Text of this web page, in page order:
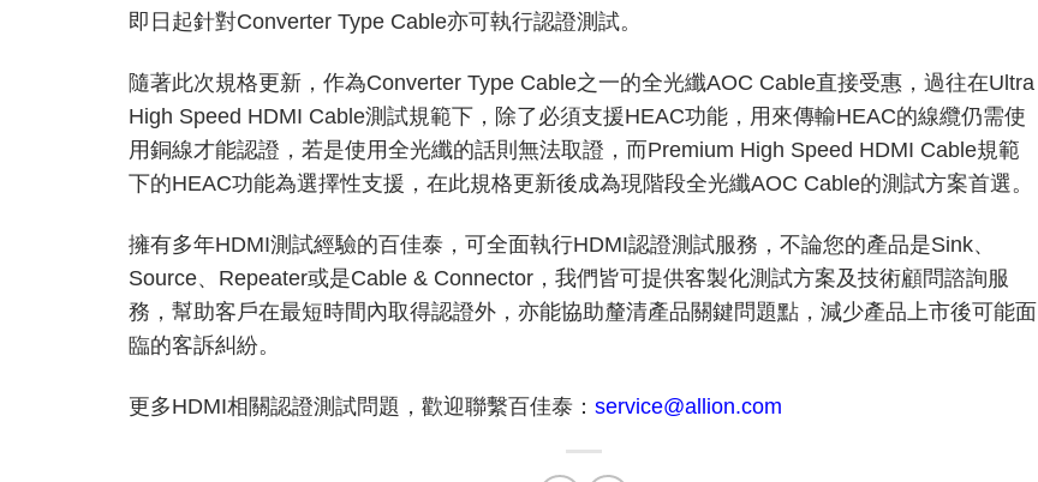
即日起針對Converter Type Cable亦可執行認證測試。
隨著此次規格更新，作為Converter Type Cable之一的全光纖AOC Cable直接受惠，過往在Ultra
High Speed HDMI Cable測試規範下，除了必須支援HEAC功能，用來傳輸HEAC的線纜仍需使
用銅線才能認證，若是使用全光纖的話則無法取證，而Premium High Speed HDMI Cable規範
下的HEAC功能為選擇性支援，在此規格更新後成為現階段全光纖AOC Cable的測試方案首選。
擁有多年HDMI測試經驗的百佳泰，可全面執行HDMI認證測試服務，不論您的產品是Sink、
Source、Repeater或是Cable & Connector，我們皆可提供客製化測試方案及技術顧問諮詢服
務，幫助客戶在最短時間內取得認證外，亦能協助釐清產品關鍵問題點，減少產品上市後可能面
臨的客訴糾紛。
更多HDMI相關認證測試問題，歡迎聯繫百佳泰：service@allion.com